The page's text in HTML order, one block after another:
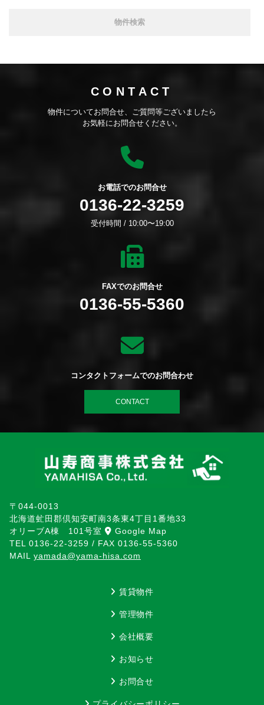
CONTACT
物件についてお問合せ、ご質問等ございましたら
お気軽にお問合せください。
お電話でのお問合せ
0136-22-3259
受付時間 / 10:00〜19:00
FAXでのお問合せ
0136-55-5360
コンタクトフォームでのお問合わせ
CONTACT
〒044-0013
北海道虻田郡倶知安町南3条東4丁目1番地33
オリーブA棟 101号室
Google Map
TEL 0136-22-3259 / FAX 0136-55-5360
MAIL yamada@yama-hisa.com
賃貸物件
管理物件
会社概要
お知らせ
お問合せ